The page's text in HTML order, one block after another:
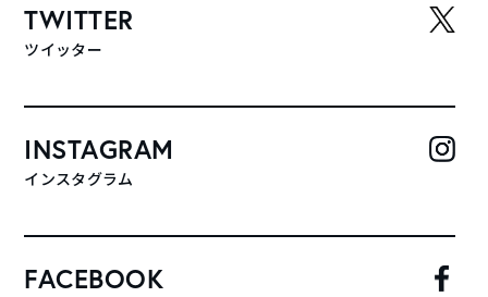
TWITTER
ツイッター
INSTAGRAM
インスタグラム
FACEBOOK